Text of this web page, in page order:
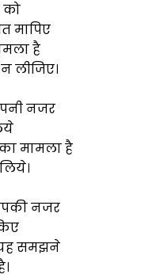
को
मापिए
है
लीजिए।
नजर
मामला है
नजर
समझने